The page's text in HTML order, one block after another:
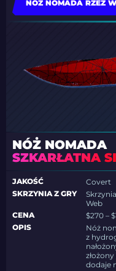
NÓŻ NOMADA RZEŹ
NÓŻ NOMADA
SZKARŁATNA
JAKOŚĆ
Covert
SKRZYNIA Z GRY
Web
CENA
$270 –
OPIS
Nóż
z
dodaje